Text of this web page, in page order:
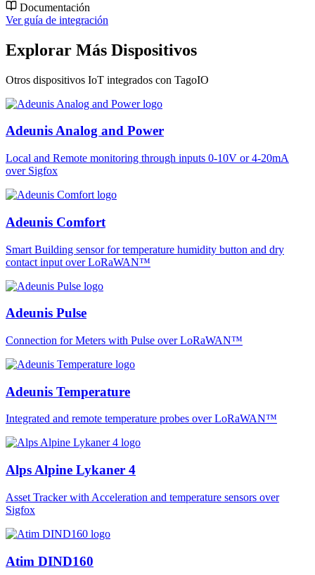
Documentación
Ver guía de integración
Explorar Más Dispositivos
Otros dispositivos IoT integrados con TagoIO
Adeunis Analog and Power
Local and Remote monitoring through inputs 0-10V or 4-20mA
over Sigfox
Adeunis Comfort
Smart Building sensor for temperature humidity button and dry
contact input over LoRaWAN™
Adeunis Pulse
Connection for Meters with Pulse over LoRaWAN™
Adeunis Temperature
Integrated and remote temperature probes over LoRaWAN™
Alps Alpine Lykaner 4
Asset Tracker with Acceleration and temperature sensors over
Sigfox
Atim DIND160